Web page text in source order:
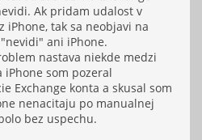
Ak pridam udalost v
iPhone, tak sa neobjavi na
ani iPhone.
nastava niekde medzi
iPhone som pozeral
Exchange konta a skusal som
nenacitaju po manualnej
bez uspechu.